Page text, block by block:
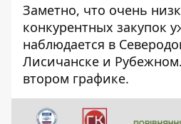
Заметно, что очень
конкурентных закупок
наблюдается в
Лисичанске и
втором графике.